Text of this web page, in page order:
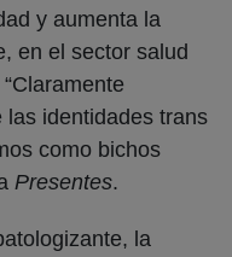
y aumenta la
en el sector salud
las identidades trans
como bichos
Presentes.
la